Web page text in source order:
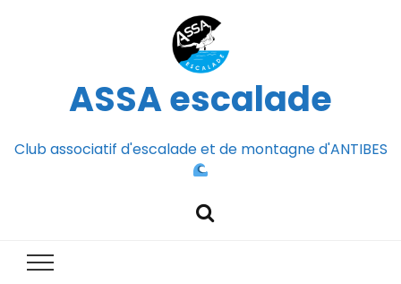
ASSA escalade
Club associatif d'escalade et de montagne d'ANTIBES